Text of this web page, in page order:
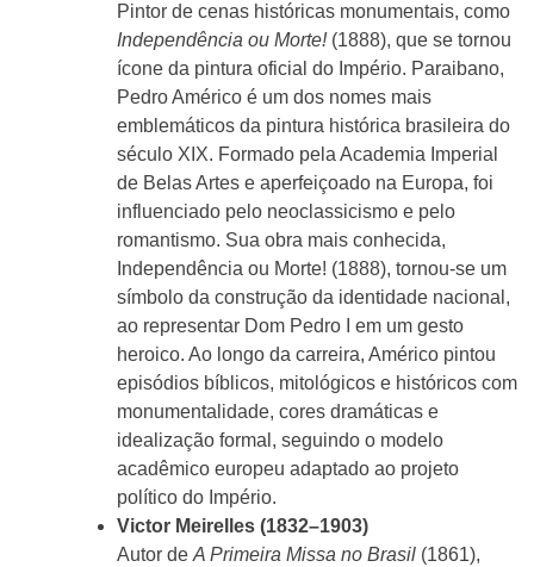
Pintor de cenas históricas monumentais, como
Independência ou Morte!(1888), que se tornou
ícone da pintura oficial do Império. Paraibano,
Pedro Américo é um dos nomes mais
emblemáticos da pintura histórica brasileira do
século XIX. Formado pela Academia Imperial
de Belas Artes e aperfeiçoado na Europa, foi
influenciado pelo neoclassicismo e pelo
romantismo. Sua obra mais conhecida,
Independência ou Morte! (1888), tornou-se um
símbolo da construção da identidade nacional,
ao representar Dom Pedro I em um gesto
heroico. Ao longo da carreira, Américo pintou
episódios bíblicos, mitológicos e históricos com
monumentalidade, cores dramáticas e
idealização formal, seguindo o modelo
acadêmico europeu adaptado ao projeto
político do Império.
Victor Meirelles (1832–1903)
Autor de A Primeira Missa no Brasil (1861),